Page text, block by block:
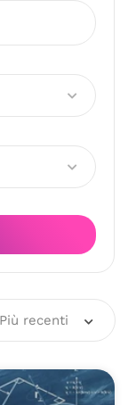
Più recenti